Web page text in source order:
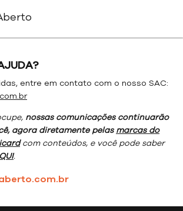
entre em contato com o nosso SAC:
nossas comunicações continuarão
agora diretamente pelas marcas do
com conteúdos, e você pode saber
.